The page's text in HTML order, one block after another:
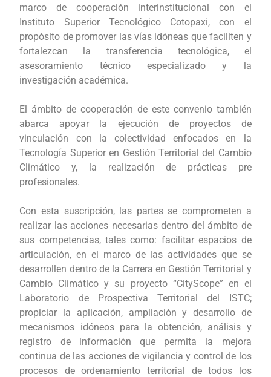
marco de cooperación interinstitucional con el
Instituto Superior Tecnológico Cotopaxi, con el
propósito de promover las vías idóneas que faciliten y
fortalezcan la transferencia tecnológica, el
asesoramiento técnico especializado y la
investigación académica.
El ámbito de cooperación de este convenio también
abarca apoyar la ejecución de proyectos de
vinculación con la colectividad enfocados en la
Tecnología Superior en Gestión Territorial del Cambio
Climático y, la realización de prácticas pre
profesionales.
Con esta suscripción, las partes se comprometen a
realizar las acciones necesarias dentro del ámbito de
sus competencias, tales como: facilitar espacios de
articulación, en el marco de las actividades que se
desarrollen dentro de la Carrera en Gestión Territorial y
Cambio Climático y su proyecto “CityScope” en el
Laboratorio de Prospectiva Territorial del ISTC;
propiciar la aplicación, ampliación y desarrollo de
mecanismos idóneos para la obtención, análisis y
registro de información que permita la mejora
continua de las acciones de vigilancia y control de los
procesos de ordenamiento territorial de todos los